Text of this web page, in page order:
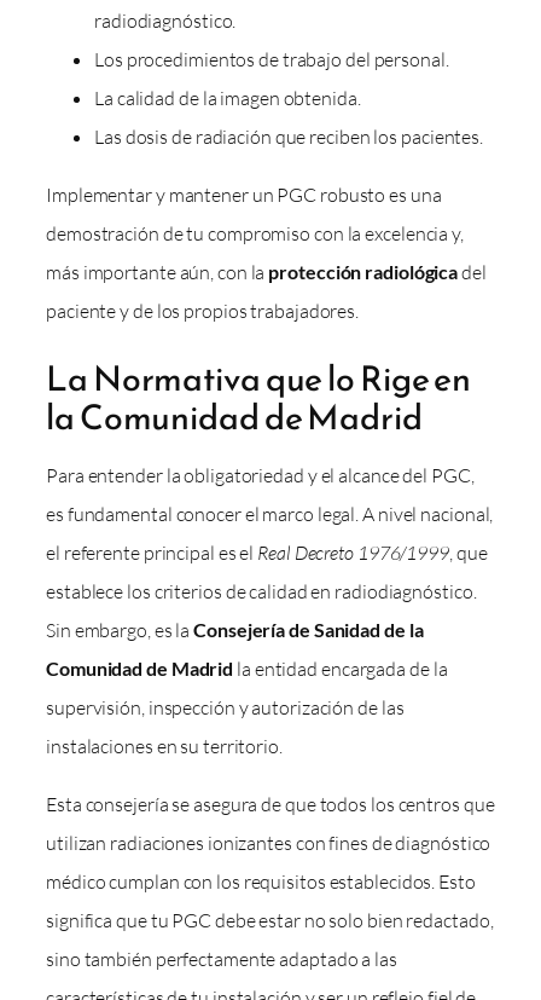
radiodiagnóstico.
Los procedimientos de trabajo del personal.
La calidad de la imagen obtenida.
Las dosis de radiación que reciben los pacientes.
Implementar y mantener un PGC robusto es una
demostración de tu compromiso con la excelencia y,
más importante aún, con la protección radiológicadel
paciente y de los propios trabajadores.
La Normativa que lo Rige en
la Comunidad de Madrid
Para entender la obligatoriedad y el alcance del PGC,
es fundamental conocer el marco legal. A nivel nacional,
el referente principal es el Real Decreto 1976/1999, que
establece los criterios de calidad en radiodiagnóstico.
Sin embargo, es laConsejería de Sanidad de la
Comunidad de Madrid la entidad encargada de la
supervisión, inspección y autorización de las
instalaciones en su territorio.
Esta consejería se asegura de que todos los centros que
utilizan radiaciones ionizantes con fines de diagnóstico
médico cumplan con los requisitos establecidos. Esto
significa que tu PGC debe estar no solo bien redactado,
sino también perfectamente adaptado a las